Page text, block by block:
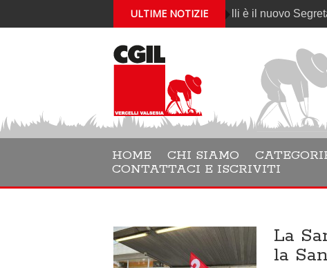
ULTIME NOTIZIE
Gabriele Cantelli è il nuovo Segretario
HOME CHI SIAMO
CONTATTACI E ISCRIVITI
La
la